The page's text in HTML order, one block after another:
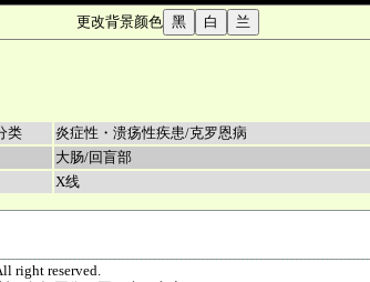
更改背景颜色
类
炎症性・溃疡性疾患/克罗恩病
大肠/回盲部
X线
right reserved.